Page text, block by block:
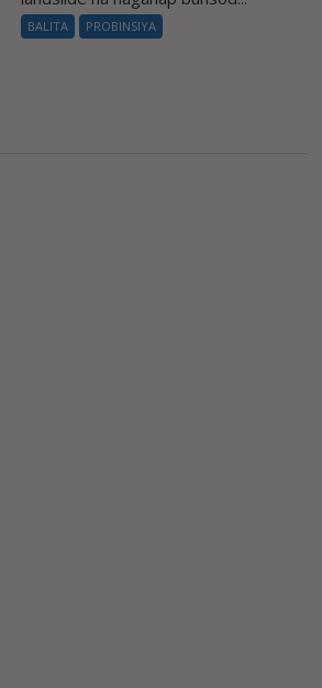
BALITA PROBINSIYA